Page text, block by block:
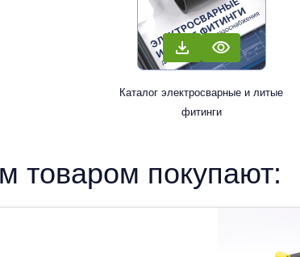
Каталог электросварные и литые
фитинги
товаром покупают: